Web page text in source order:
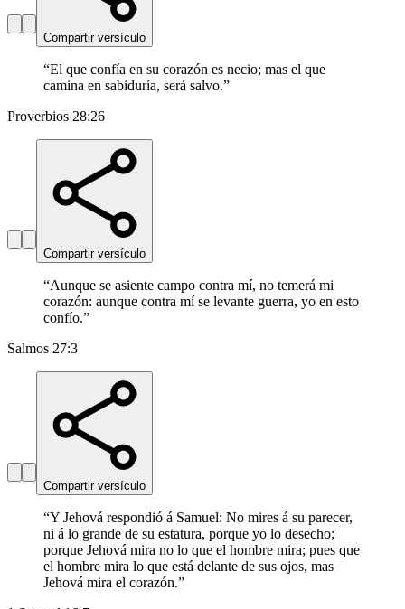
Compartir versículo
“El que confía en su corazón es necio; mas el que
camina en sabiduría, será salvo.”
Proverbios 28:26
Compartir versículo
“Aunque se asiente campo contra mí, no temerá mi
corazón: aunque contra mí se levante guerra, yo en esto
confío.”
Salmos 27:3
Compartir versículo
“Y Jehová respondió á Samuel: No mires á su parecer,
ni á lo grande de su estatura, porque yo lo desecho;
porque Jehová mira no lo que el hombre mira; pues que
el hombre mira lo que está delante de sus ojos, mas
Jehová mira el corazón.”